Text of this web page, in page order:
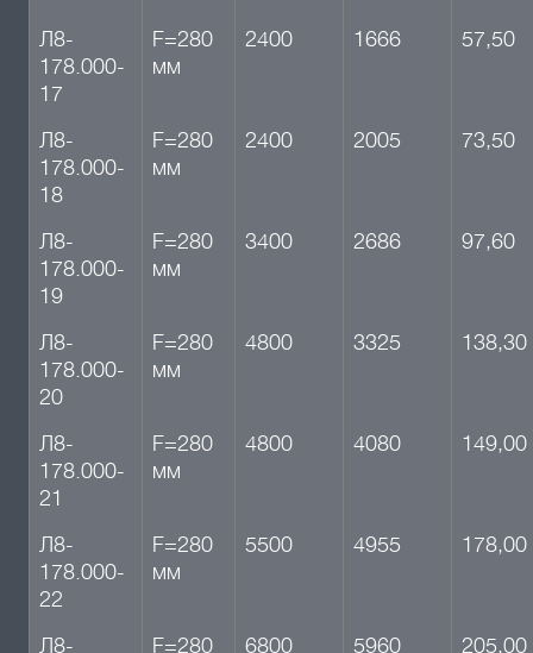
Л8-
178.000-
17
F=280
мм
2400 1666 57,50
Л8-
178.000-
18
F=280
мм
2400 2005 73,50
Л8-
178.000-
19
F=280
мм
3400 2686 97,60
Л8-
178.000-
20
F=280
мм
4800 3325 138,30
Л8-
178.000-
21
F=280
мм
4800 4080 149,00
Л8-
178.000-
22
F=280
мм
5500 4955 178,00
Л8-
F=280
6800 5960 205,00